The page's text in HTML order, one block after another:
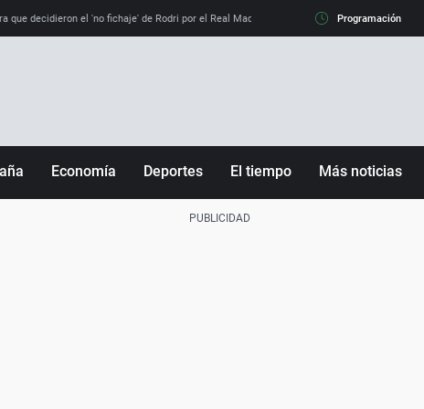
que decidieron el 'no fichaje' de Rodri por el Real Madrid y su 'sí' al Barça La llamada
Programación
Economía Deportes El tiempo Más noticias